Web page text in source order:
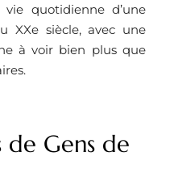
quotidienne d’une
XXe siècle, avec une
à voir bien plus que
de Gens de